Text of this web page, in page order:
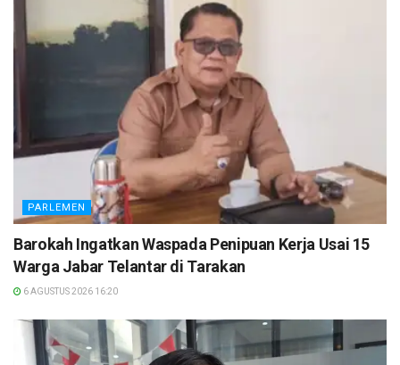
PARLEMEN
Barokah Ingatkan Waspada Penipuan Kerja Usai 15
Warga Jabar Telantar di Tarakan
6 AGUSTUS 2026 16:20